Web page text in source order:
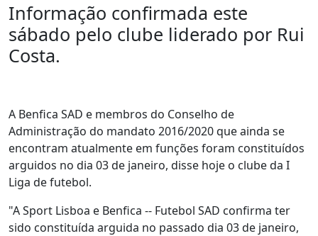
Informação confirmada este
sábado pelo clube liderado por Rui
Costa.
A Benfica SAD e membros do Conselho de
Administração do mandato 2016/2020 que ainda se
encontram atualmente em funções foram constituídos
arguidos no dia 03 de janeiro, disse hoje o clube da I
Liga de futebol.
"A Sport Lisboa e Benfica -- Futebol SAD confirma ter
sido constituída arguida no passado dia 03 de janeiro,